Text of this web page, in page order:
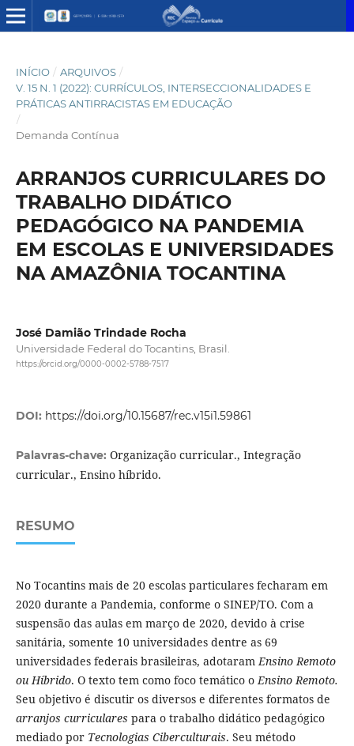
INÍCIO / ARQUIVOS /
V. 15 N. 1 (2022): CURRÍCULOS, INTERSECCIONALIDADES E
PRÁTICAS ANTIRRACISTAS EM EDUCAÇÃO
/
Demanda Contínua
ARRANJOS CURRICULARES DO
TRABALHO DIDÁTICO
PEDAGÓGICO NA PANDEMIA
EM ESCOLAS E UNIVERSIDADES
NA AMAZÔNIA TOCANTINA
José Damião Trindade Rocha
Universidade Federal do Tocantins, Brasil.
https://orcid.org/0000-0002-5788-7517
DOI: https://doi.org/10.15687/rec.v15i1.59861
Palavras-chave: Organização curricular., Integração
curricular., Ensino híbrido.
RESUMO
No Tocantins mais de 20 escolas particulares fecharam em
2020 durante a Pandemia, conforme o SINEP/TO. Com a
suspensão das aulas em março de 2020, devido à crise
sanitária, somente 10 universidades dentre as 69
universidades federais brasileiras, adotaramEnsino Remoto
ou Híbrido. O texto tem como foco temático oEnsino Remoto.
Seu objetivo é discutir os diversos e diferentes formatos de
arranjos curriculares para o trabalho didático pedagógico
mediado por Tecnologias Ciberculturais. Seu método